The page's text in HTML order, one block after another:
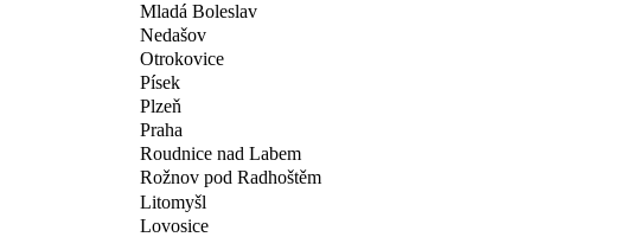
Mladá Boleslav
Nedašov
Otrokovice
Písek
Plzeň
Praha
Roudnice nad Labem
Rožnov pod Radhoštěm
Litomyšl
Lovosice